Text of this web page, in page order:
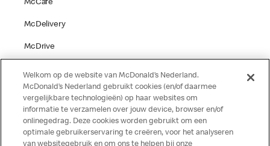
McCafé
McDelivery
McDrive
Speelgelegenheid
Terras
Welkom op de website van McDonald’s Nederland.
McDonald’s Nederland gebruikt cookies (en/of daarmee
vergelijkbare technologieën) op haar websites om
informatie te verzamelen over jouw device, browser en/of
onlinegedrag. Deze cookies worden gebruikt om een
optimale gebruikerservaring te creëren, voor het analyseren